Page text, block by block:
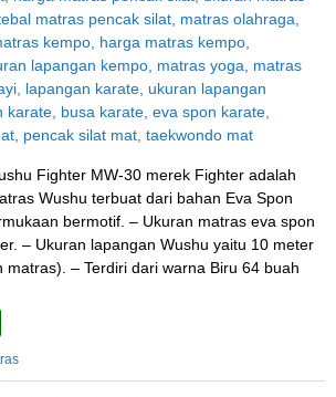
Fighter MW-30 merek Fighter adalah
Wushu terbuat dari bahan Eva Spon
bermotif. – Ukuran matras eva spon
– Ukuran lapangan Wushu yaitu 10 meter
matras). – Terdiri dari warna Biru 64 buah